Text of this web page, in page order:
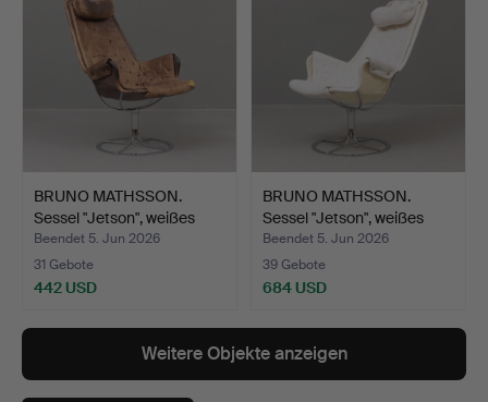
BRUNO MATHSSON.
Sessel "Jetson", weißes
Le…
Beendet 5. Jun 2026
31 Gebote
442 USD
BRUNO MATHSSON.
Sessel "Jetson", weißes
Le…
Beendet 5. Jun 2026
39 Gebote
684 USD
Weitere Objekte anzeigen